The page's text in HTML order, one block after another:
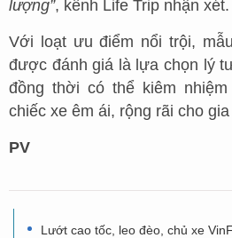
lượng”, kênh Life Trip nhận xét.
Với loạt ưu điểm nổi trội,
được đánh giá là lựa chọn lý
đồng thời có thể kiêm
chiếc xe êm ái, rộng rãi cho
PV
Lướt cao tốc, leo đèo, chủ xe